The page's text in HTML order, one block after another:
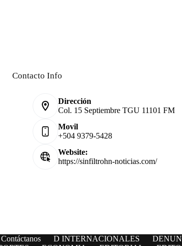
Contacto Info
Dirección
Col. 15 Septiembre TGU 11101 FM
Movil
+504 9379-5428
Website:
https://sinfiltrohn-noticias.com/
Contáctanos D INTERNACIONALES